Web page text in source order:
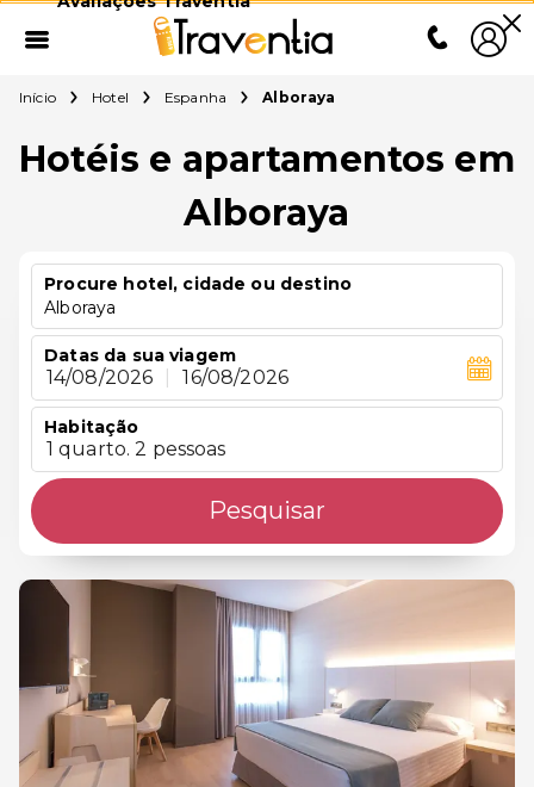
Início Hotel Espanha Alboraya
Hotéis e apartamentos em
Alboraya
Procure hotel, cidade ou destino
Alboraya
Datas da sua viagem
14/08/2026 16/08/2026
Habitação
1 quarto. 2 pessoas
Pesquisar